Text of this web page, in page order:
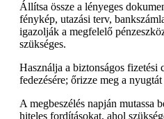
Állítsa össze a lényeges
fénykép, utazási terv,
igazolják a megfelelő
szükséges.
Használja a biztonságos fizetési
fedezésére; őrizze meg a
A megbeszélés napján mutassa
hiteles fordításokat, ahol